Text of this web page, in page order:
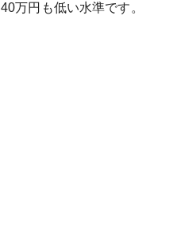
40万円も低い水準です。